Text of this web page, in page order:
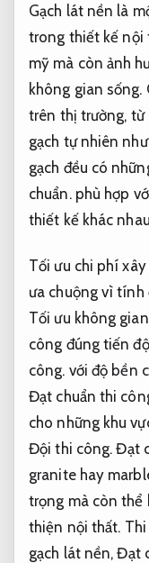
Gạch lát nền là
trong thiết kế nội
mỹ mà còn ảnh
không gian sống.
trên thị trường, từ
gạch tự nhiên
gạch đều có
chuẩn.phù hợp
thiết kế khác
Tối ưu chi phí
ưa chuộng vì tính
Tối ưu không
công đúng tiến
công. với độ bền
Đạt chuẩn thi
cho những khu
Đội thi công. Đạt
granite hay
trọng mà còn thể
thiện nội thất.
gạch lát nền,Đạt